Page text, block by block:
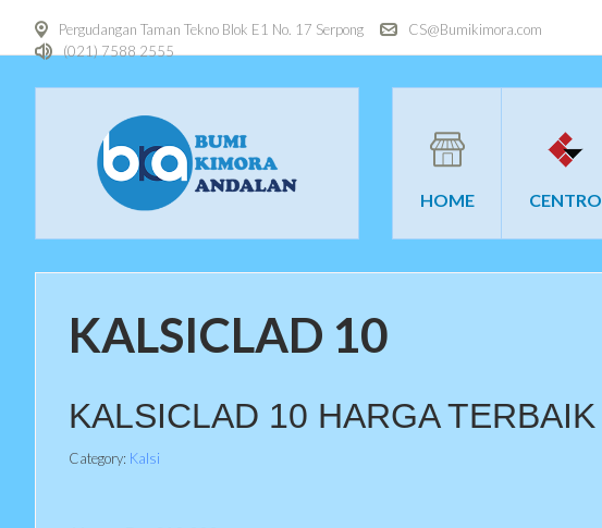
Pergudangan Taman Tekno Blok E1 No. 17 Serpong
CS@Bumikimora.com
(021) 7588 2555
HOME CENTRO
KALSICLAD 10
KALSICLAD 10 HARGA TERBAIK
Category: Kalsi